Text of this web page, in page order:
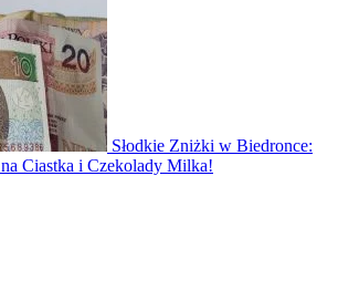
Słodkie Zniżki w Biedronce:
Ciastka i Czekolady Milka!